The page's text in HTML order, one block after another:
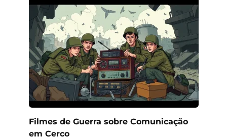
Filmes de Guerra sobre Comunicação
em Cerco